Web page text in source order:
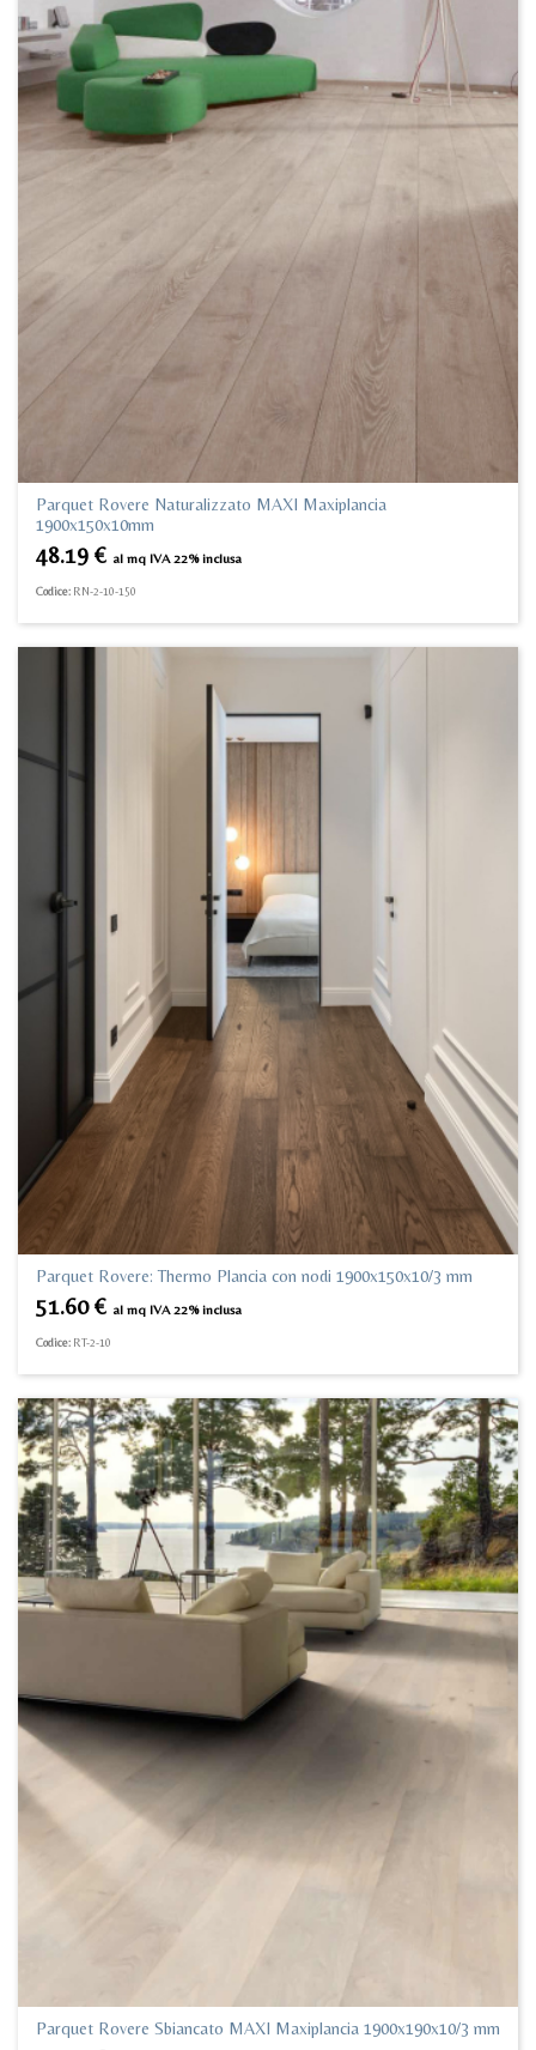
Parquet Rovere Naturalizzato MAXI Maxiplancia
1900x150x10mm
48.19 € al mq IVA 22% inclusa
Codice: RN-2-10-150
Parquet Rovere: Thermo Plancia con nodi 1900x150x10/3 mm
51.60€ al mq IVA 22% inclusa
Codice: RT-2-10
Parquet Rovere Sbiancato MAXI Maxiplancia 1900x190x10/3 mm